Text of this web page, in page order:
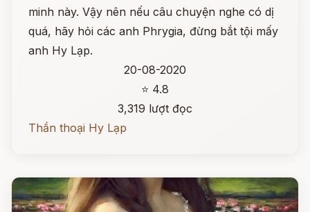
minh này. Vậy nên nếu câu chuyện nghe có dị
quá, hãy hỏi các anh Phrygia, đừng bắt tội mấy
anh Hy Lạp.
20-08-2020
⭐ 4.8
3,319 lượt đọc
Thần thoại Hy Lạp